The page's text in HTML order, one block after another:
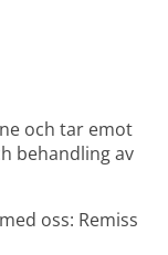
och tar emot
behandling av
oss: Remiss